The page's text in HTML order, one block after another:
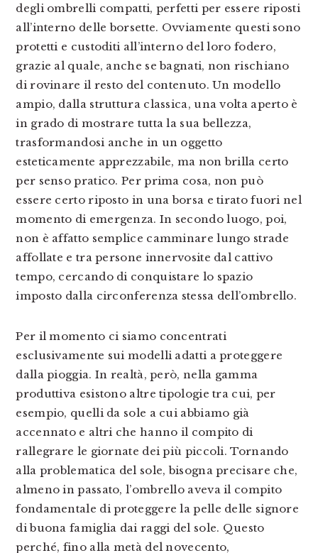
degli ombrelli compatti, perfetti per essere riposti
all’interno delle borsette. Ovviamente questi sono
protetti e custoditi all’interno del loro fodero,
grazie al quale, anche se bagnati, non rischiano
di rovinare il resto del contenuto. Un modello
ampio, dalla struttura classica, una volta aperto è
in grado di mostrare tutta la sua bellezza,
trasformandosi anche in un oggetto
esteticamente apprezzabile, ma non brilla certo
per senso pratico. Per prima cosa, non può
essere certo riposto in una borsa e tirato fuori nel
momento di emergenza. In secondo luogo, poi,
non è affatto semplice camminare lungo strade
affollate e tra persone innervosite dal cattivo
tempo, cercando di conquistare lo spazio
imposto dalla circonferenza stessa dell’ombrello.
Per il momento ci siamo concentrati
esclusivamente sui modelli adatti a proteggere
dalla pioggia. In realtà, però, nella gamma
produttiva esistono altre tipologie tra cui, per
esempio, quelli da sole a cui abbiamo già
accennato e altri che hanno il compito di
rallegrare le giornate dei più piccoli. Tornando
alla problematica del sole, bisogna precisare che,
almeno in passato, l’ombrello aveva il compito
fondamentale di proteggere la pelle delle signore
di buona famiglia dai raggi del sole. Questo
perché, fino alla metà del novecento,